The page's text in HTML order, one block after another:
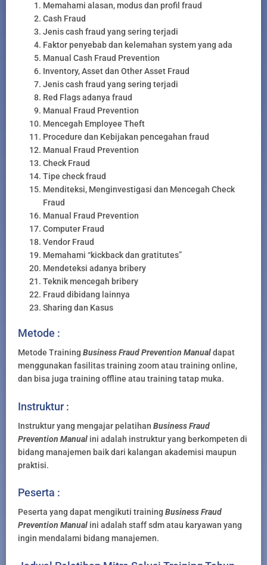
Memahami alasan, modus dan profil fraud
Cash Fraud
Jenis cash fraud yang sering terjadi
Faktor penyebab dan kelemahan system yang ada
Manual Cash Fraud Prevention
Inventory, Asset dan Other Asset Fraud
Jenis cash fraud yang sering terjadi
Red Flags adanya fraud
Manual Fraud Prevention
Mencegah Employee Theft
Procedure dan Kebijakan pencegahan fraud
Manual Fraud Prevention
Check Fraud
Tipe check fraud
Menditeksi, Menginvestigasi dan Mencegah Check
Fraud
Manual Fraud Prevention
Computer Fraud
Vendor Fraud
Memahami “kickback dan gratitutes”
Mendeteksi adanya bribery
Teknik mencegah bribery
Fraud dibidang lainnya
Sharing dan Kasus
Metode :
Metode Training Business Fraud Prevention Manualdapat
menggunakan fasilitas training zoom atau training online,
dan bisa juga training offline atau training tatap muka.
Instruktur :
Instruktur yang mengajar pelatihan Business Fraud
Prevention Manual ini adalah instruktur yang berkompeten di
bidang manajemen baik dari kalangan akademisi maupun
praktisi.
Peserta :
Peserta yang dapat mengikuti training Business Fraud
Prevention Manual ini adalah staff sdm atau karyawan yang
ingin mendalami bidang manajemen.